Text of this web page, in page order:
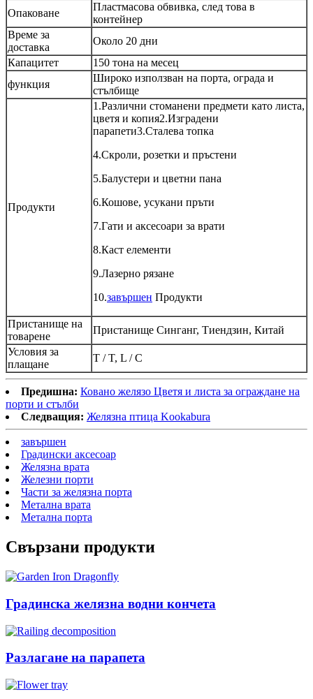
Опаковане
Пластмасова обвивка, след това в
контейнер
Време за
доставка
Около 20 дни
Капацитет
150 тона на месец
функция
Широко използван на порта, ограда и
стълбище
Продукти
1.Различни стоманени предмети като листа,
цветя и копия2.Изградени
парапети3.Сталева топка
4.Скроли, розетки и пръстени
5.Балустери и цветни пана
6.Кошове, усукани пръти
7.Гати и аксесоари за врати
8.Каст елементи
9.Лазерно рязане
10.завършен Продукти
Пристанище на
товарене
Пристанище Синганг, Тиендзин, Китай
Условия за
плащане
T / T, L / C
Предишна: Ковано желязо Цветя и листа за ограждане на
порти и стълби
Следващия: Желязна птица Kookabura
завършен
Градински аксесоар
Желязна врата
Железни порти
Части за желязна порта
Метална врата
Метална порта
Свързани продукти
Градинска желязна водни кончета
Разлагане на парапета